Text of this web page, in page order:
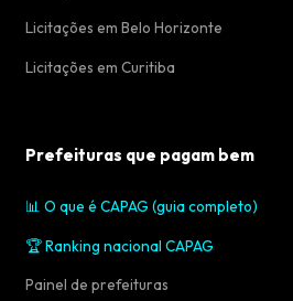
Licitações em Belo Horizonte
Licitações em Curitiba
Prefeituras que pagam bem
📊 O que é CAPAG (guia completo)
🏆 Ranking nacional CAPAG
Painel de prefeituras